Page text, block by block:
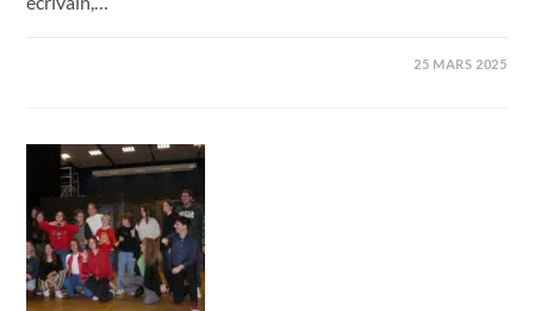
25 MARS 2025